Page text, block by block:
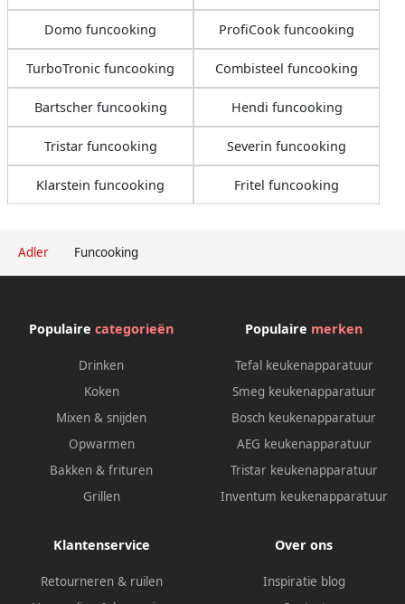
Adler Funcooking
Domo funcooking ProfiCook funcooking
TurboTronic funcooking Combisteel funcooking
Bartscher funcooking Hendi funcooking
Tristar funcooking Severin funcooking
Klarstein funcooking Fritel funcooking
Populaire categorieën
Drinken
Koken
Mixen & snijden
Opwarmen
Bakken & frituren
Grillen
Populaire merken
Tefal keukenapparatuur
Smeg keukenapparatuur
Bosch keukenapparatuur
AEG keukenapparatuur
Tristar keukenapparatuur
Inventum keukenapparatuur
Klantenservice
Retourneren & ruilen
Over ons
Inspiratie blog